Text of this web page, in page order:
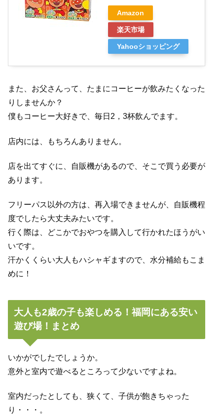
Amazon
楽天市場
Yahooショッピング
また、お父さんって、たまにコーヒーが飲みたくなった
りしませんか？
僕もコーヒー大好きで、毎日2，3杯飲んでます。
店内には、もちろんありません。
店を出てすぐに、自販機があるので、そこで買う必要が
あります。
フリーパス以外の方は、再入場できませんが、自販機程
度でしたら大丈夫みたいです。
行く際は、どこかでおやつを購入して行かれたほうがい
いです。
汗かくくらい大人もハシャギますので、水分補給もこま
めに！
大人も2歳の子も楽しめる！福岡にある安い
遊び場！まとめ
いかがでしたでしょうか。
意外と室内で遊べるところって少ないですよね。
室内だったとしても、狭くて、子供が飽きちゃった
り・・・。